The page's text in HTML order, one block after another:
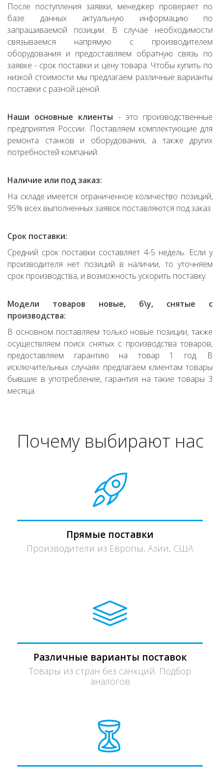
После поступления заявки, менеджер проверяет по
базе данных актуальную информацию по
запрашиваемой позиции. В случае необходимости
связываемся напрямую с производителем
оборудования и предоставляем обратную связь по
заявке - срок поставки и цену товара. Чтобы купить по
низкой стоимости мы предлагаем различные варианты
поставки с разной ценой.
Наши основные клиенты - это производственные
предприятия России. Поставляем комплектующие для
ремонта станков и оборудования, а также других
потребностей компаний.
Наличие или под заказ:
На складе имеется ограниченное количество позиций,
95% всех выполненных заявок поставляются под заказ.
Срок поставки:
Средний срок поставки составляет 4-5 недель. Если у
производителя нет позиций в наличии, то уточняем
срок производства, и возможность ускорить поставку.
Модели товаров новые, б\у, снятые с
производства:
В основном поставляем только новые позиции, также
осуществляем поиск снятых с производства товаров,
предоставляем гарантию на товар 1 год. В
исключительных случаях предлагаем клиентам товары
бывшие в употребление, гарантия на такие товары 3
месяца.
Почему выбирают нас
Прямые поставки
Производители из Европы, Азии, США
Различные варианты поставок
Товары из стран без санкций. Подбор
аналогов